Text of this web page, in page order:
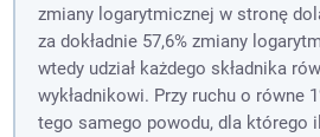
zmiany logarytmicznej w stronę
za dokładnie 57,6% zmiany
wtedy udział każdego składnika
wykładnikowi. Przy ruchu o równe
tego samego powodu, dla którego